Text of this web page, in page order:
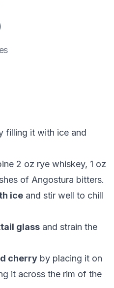
filling it with ice and
2 oz rye whiskey, 1 oz
of Angostura bitters.
ice and stir well to chill
glass and strain the
cherry by placing it on
it across the rim of the